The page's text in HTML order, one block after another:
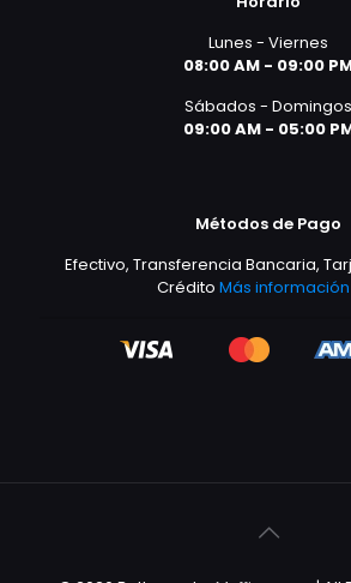
Lunes - Viernes
08:00 AM - 09:00
Sábados - Domingos
09:00 AM - 05:00
Métodos de Pago
Efectivo, Transferencia Bancaria,
CréditoMás información